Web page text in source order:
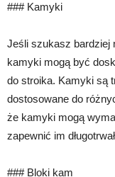
### Kamyki
Jeśli szukasz bardziej
kamyki mogą być
do stroika. Kamyki są
dostosowane do
że kamyki mogą
zapewnić im
### Bloki kam